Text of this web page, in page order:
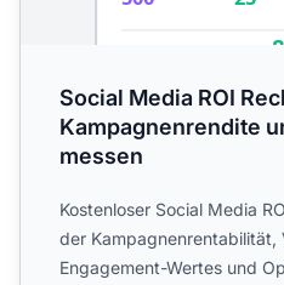
Social Media ROI
Kampagnenrendite
messen
Kostenloser Social Media
der Kampagnenrentabilität,
Engagement-Wertes und